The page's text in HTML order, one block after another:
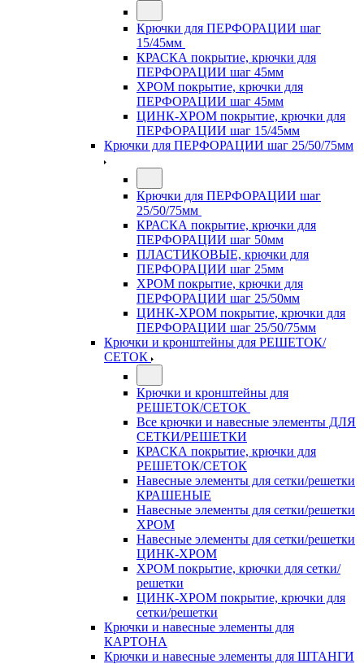
Крючки для ПЕРФОРАЦИИ шаг
15/45мм
КРАСКА покрытие, крючки для
ПЕРФОРАЦИИ шаг 45мм
ХРОМ покрытие, крючки для
ПЕРФОРАЦИИ шаг 45мм
ЦИНК-ХРОМ покрытие, крючки для
ПЕРФОРАЦИИ шаг 15/45мм
Крючки для ПЕРФОРАЦИИ шаг 25/50/75мм
Крючки для ПЕРФОРАЦИИ шаг
25/50/75мм
КРАСКА покрытие, крючки для
ПЕРФОРАЦИИ шаг 50мм
ПЛАСТИКОВЫЕ, крючки для
ПЕРФОРАЦИИ шаг 25мм
ХРОМ покрытие, крючки для
ПЕРФОРАЦИИ шаг 25/50мм
ЦИНК-ХРОМ покрытие, крючки для
ПЕРФОРАЦИИ шаг 25/50/75мм
Крючки и кронштейны для РЕШЕТОК/
СЕТОК
Крючки и кронштейны для
РЕШЕТОК/СЕТОК
Все крючки и навесные элементы ДЛЯ
СЕТКИ/РЕШЕТКИ
КРАСКА покрытие, крючки для
РЕШЕТОК/СЕТОК
Навесные элементы для сетки/решетки
КРАШЕНЫЕ
Навесные элементы для сетки/решетки
ХРОМ
Навесные элементы для сетки/решетки
ЦИНК-ХРОМ
ХРОМ покрытие, крючки для сетки/
решетки
ЦИНК-ХРОМ покрытие, крючки для
сетки/решетки
Крючки и навесные элементы для
КАРТОНА
Крючки и навесные элементы для ШТАНГИ